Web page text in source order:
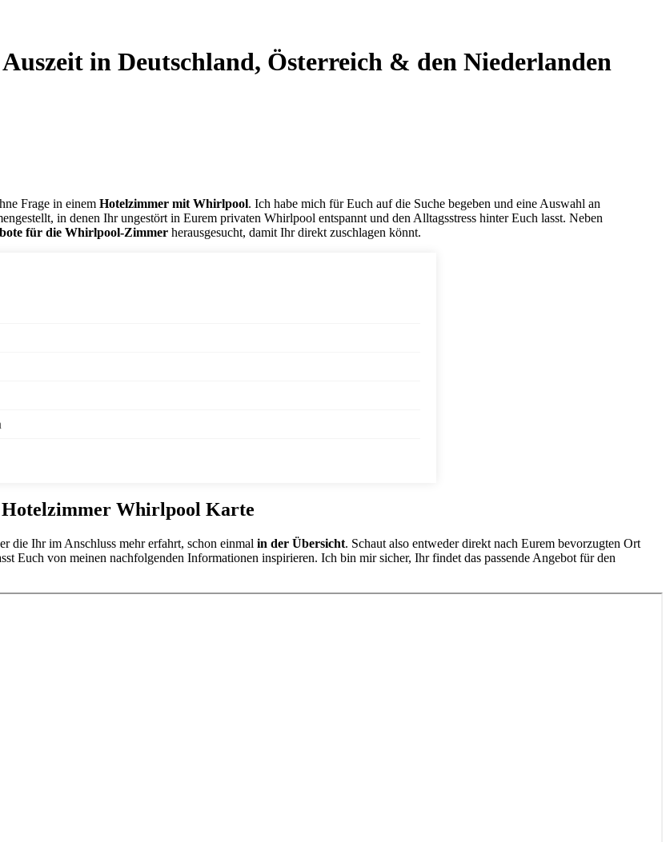
in Deutschland, Österreich & den Niederlanden
Frage in einem Hotelzimmer mit Whirlpool. Ich habe mich für Euch auf die Suche begeben und eine Auswahl an
in denen Ihr ungestört in Eurem privaten Whirlpool entspannt und den Alltagsstress hinter Euch lasst. Neben
für die Whirlpool-Zimmer herausgesucht, damit Ihr direkt zuschlagen könnt.
Hotelzimmer Whirlpool Karte
die Ihr im Anschluss mehr erfahrt, schon einmal in der Übersicht. Schaut also entweder direkt nach Eurem bevorzugten Ort
Euch von meinen nachfolgenden Informationen inspirieren. Ich bin mir sicher, Ihr findet das passende Angebot für den